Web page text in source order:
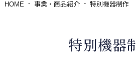
HOME 事業・商品紹介 特別機器制作
特別機器